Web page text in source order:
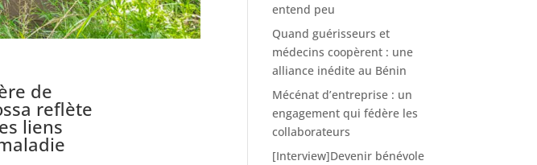
de
reflète
liens
entend peu
Quand guérisseurs et
médecins coopèrent : une
alliance inédite au Bénin
Mécénat d’entreprise : un
engagement qui fédère les
collaborateurs
[Interview]Devenir bénévole